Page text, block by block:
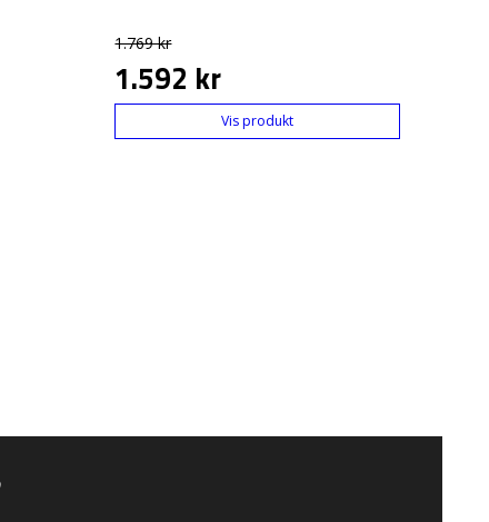
1.769 kr
1.592 kr
Vis produkt